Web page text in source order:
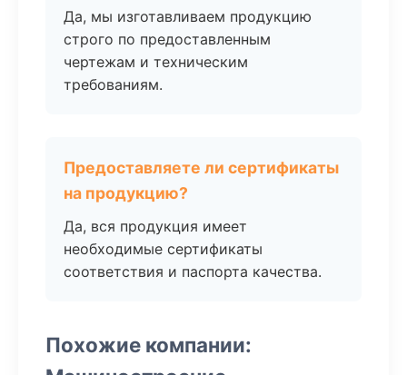
Да, мы изготавливаем продукцию
строго по предоставленным
чертежам и техническим
требованиям.
Предоставляете ли сертификаты
на продукцию?
Да, вся продукция имеет
необходимые сертификаты
соответствия и паспорта качества.
Похожие компании: